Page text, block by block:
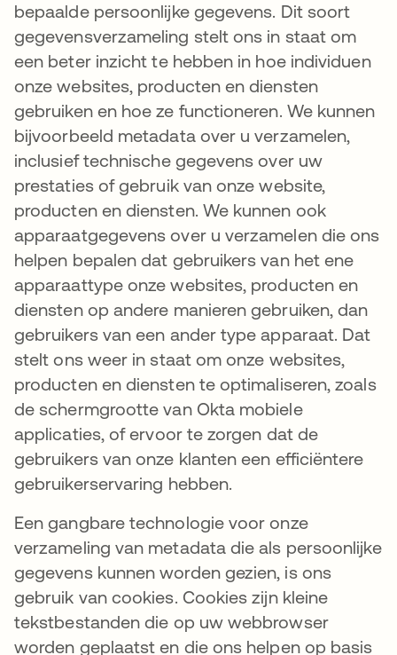
bepaalde persoonlijke gegevens. Dit soort
gegevensverzameling stelt ons in staat om
een beter inzicht te hebben in hoe individuen
onze websites, producten en diensten
gebruiken en hoe ze functioneren. We kunnen
bijvoorbeeld metadata over u verzamelen,
inclusief technische gegevens over uw
prestaties of gebruik van onze website,
producten en diensten. We kunnen ook
apparaatgegevens over u verzamelen die ons
helpen bepalen dat gebruikers van het ene
apparaattype onze websites, producten en
diensten op andere manieren gebruiken, dan
gebruikers van een ander type apparaat. Dat
stelt ons weer in staat om onze websites,
producten en diensten te optimaliseren, zoals
de schermgrootte van Okta mobiele
applicaties, of ervoor te zorgen dat de
gebruikers van onze klanten een efficiëntere
gebruikerservaring hebben.
Een gangbare technologie voor onze
verzameling van metadata die als persoonlijke
gegevens kunnen worden gezien, is ons
gebruik van cookies. Cookies zijn kleine
tekstbestanden die op uw webbrowser
worden geplaatst en die ons helpen op basis